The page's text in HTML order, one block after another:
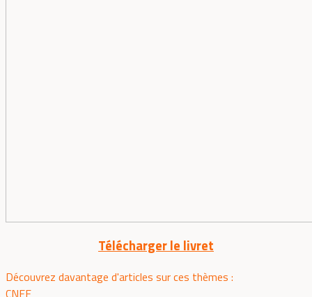
Télécharger le livret
Découvrez davantage d'articles sur ces thèmes :
CNEF